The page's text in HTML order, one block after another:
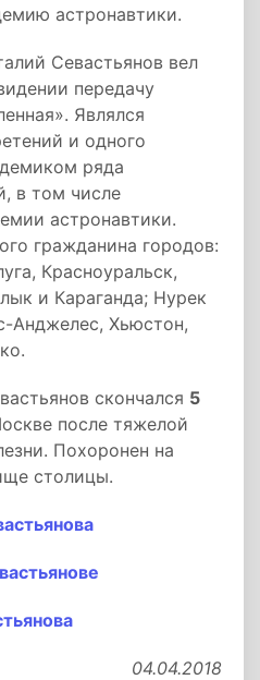
астронавтики.
Севастьянов вел
передачу
Являлся
и одного
ряда
в том числе
астронавтики.
гражданина городов:
Красноуральск,
и Караганда; Нурек
Анджелес, Хьюстон,
скончался 5
после тяжелой
Похоронен на
столицы.
04.04.2018